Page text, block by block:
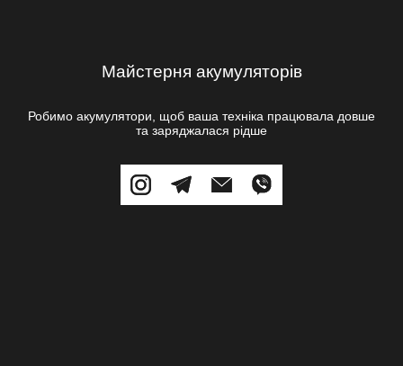
Майстерня акумуляторів
Робимо акумулятори, щоб ваша техніка працювала довше
та заряджалася рідше